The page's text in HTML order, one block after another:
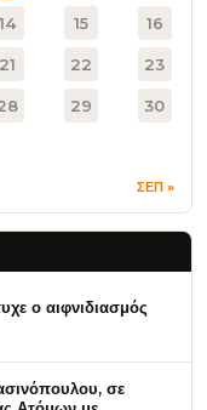
14 15 16
21 22 23
29 30
ΣΕΠ »
ο αιφνιδιασμός
σε